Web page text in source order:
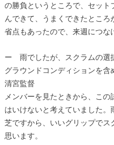
の勝負というところで、セット
んできて、うまくできたとこ
省点もあったので、来週につな
ー 雨でしたが、スクラムの選
グラウンドコンディションを含
清宮監督
メンバーを見たときから、こ
はいけないと考えていました
芝ですから、いいグリップでス
思います。